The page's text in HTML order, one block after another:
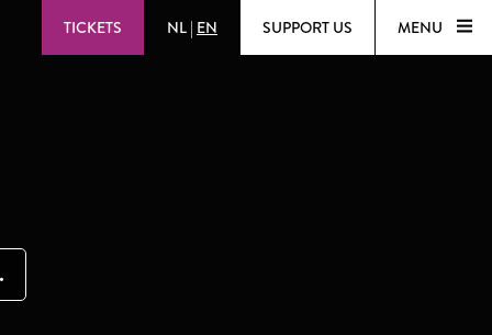
TICKETS NL | EN SUPPORT US MENU